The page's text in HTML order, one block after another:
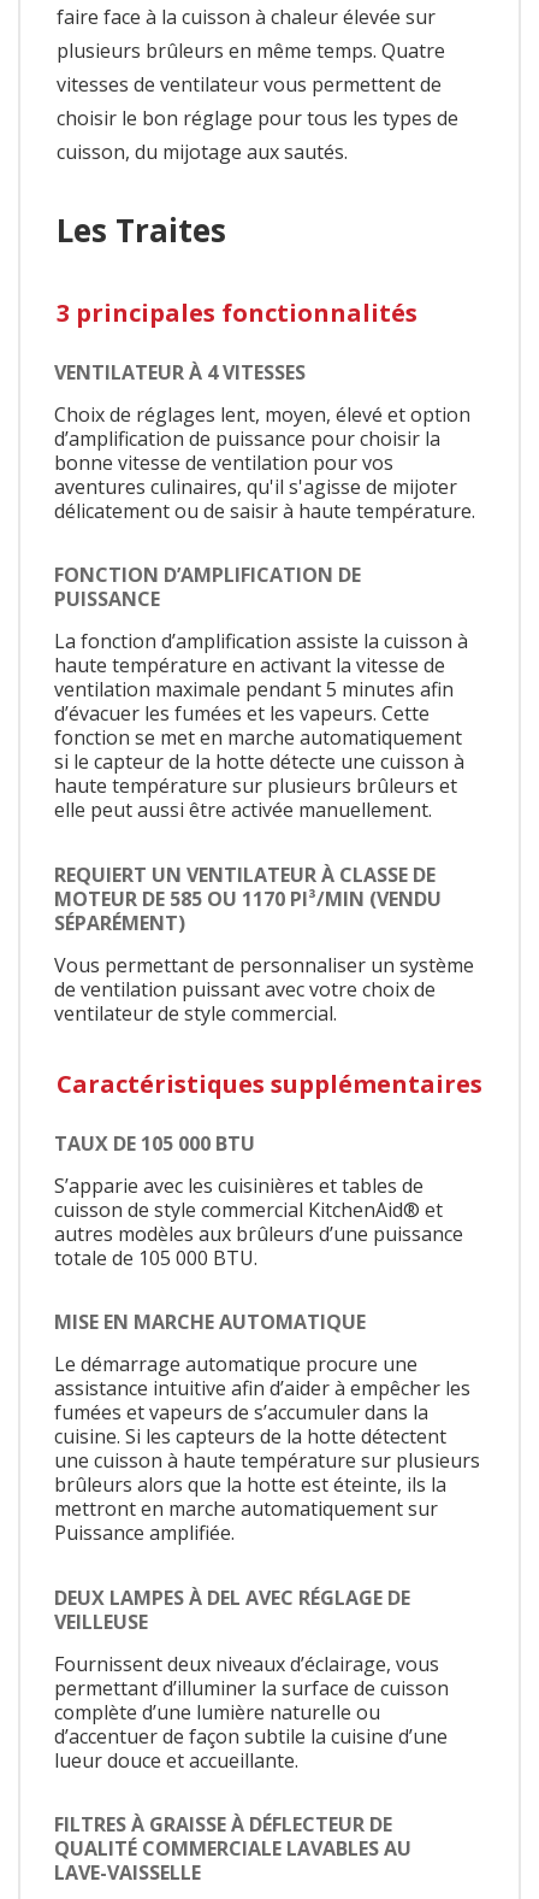
faire face à la cuisson à chaleur élevée sur
plusieurs brûleurs en même temps. Quatre
vitesses de ventilateur vous permettent de
choisir le bon réglage pour tous les types de
cuisson, du mijotage aux sautés.
Les Traites
3 principales fonctionnalités
VENTILATEUR À 4 VITESSES
Choix de réglages lent, moyen, élevé et option
d’amplification de puissance pour choisir la
bonne vitesse de ventilation pour vos
aventures culinaires, qu'il s'agisse de mijoter
délicatement ou de saisir à haute température.
FONCTION D’AMPLIFICATION DE
PUISSANCE
La fonction d’amplification assiste la cuisson à
haute température en activant la vitesse de
ventilation maximale pendant 5 minutes afin
d’évacuer les fumées et les vapeurs. Cette
fonction se met en marche automatiquement
si le capteur de la hotte détecte une cuisson à
haute température sur plusieurs brûleurs et
elle peut aussi être activée manuellement.
REQUIERT UN VENTILATEUR À CLASSE DE
MOTEUR DE 585 OU 1170 PI³/MIN (VENDU
SÉPARÉMENT)
Vous permettant de personnaliser un système
de ventilation puissant avec votre choix de
ventilateur de style commercial.
Caractéristiques supplémentaires
TAUX DE 105 000 BTU
S’apparie avec les cuisinières et tables de
cuisson de style commercial KitchenAid® et
autres modèles aux brûleurs d’une puissance
totale de 105 000 BTU.
MISE EN MARCHE AUTOMATIQUE
Le démarrage automatique procure une
assistance intuitive afin d’aider à empêcher les
fumées et vapeurs de s’accumuler dans la
cuisine. Si les capteurs de la hotte détectent
une cuisson à haute température sur plusieurs
brûleurs alors que la hotte est éteinte, ils la
mettront en marche automatiquement sur
Puissance amplifiée.
DEUX LAMPES À DEL AVEC RÉGLAGE DE
VEILLEUSE
Fournissent deux niveaux d’éclairage, vous
permettant d’illuminer la surface de cuisson
complète d’une lumière naturelle ou
d’accentuer de façon subtile la cuisine d’une
lueur douce et accueillante.
FILTRES À GRAISSE À DÉFLECTEUR DE
QUALITÉ COMMERCIALE LAVABLES AU
LAVE-VAISSELLE